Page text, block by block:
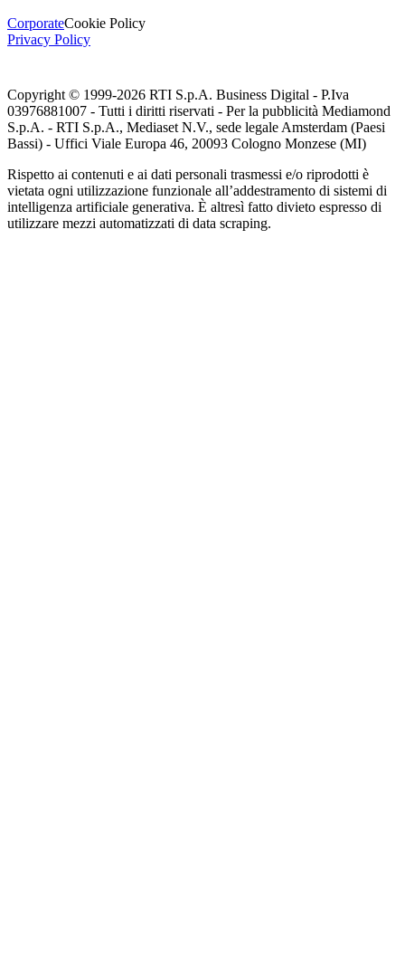
CorporateCookie Policy
Privacy Policy
Copyright © 1999-2026 RTI S.p.A. Business Digital - P.Iva
03976881007 - Tutti i diritti riservati - Per la pubblicità Mediamond
S.p.A. - RTI S.p.A., Mediaset N.V., sede legale Amsterdam (Paesi
Bassi) - Uffici Viale Europa 46, 20093 Cologno Monzese (MI)
Rispetto ai contenuti e ai dati personali trasmessi e/o riprodotti è
vietata ogni utilizzazione funzionale all’addestramento di sistemi di
intelligenza artificiale generativa. È altresì fatto divieto espresso di
utilizzare mezzi automatizzati di data scraping.